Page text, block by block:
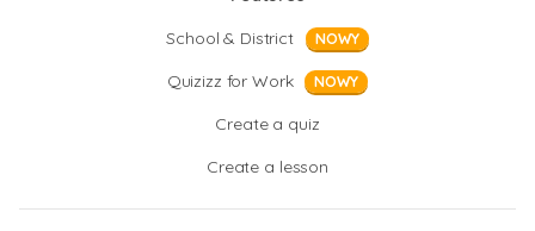
School & District
NOWY
Quizizz for Work NOWY
Create a quiz
Create a lesson